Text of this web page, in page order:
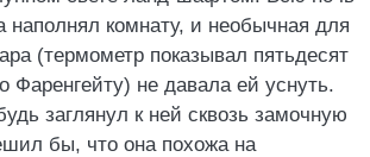
наполнял комнату, и необычная для
(термометр показывал пятьдесят
Фаренгейту) не давала ей уснуть.
заглянул к ней сквозь замочную
бы, что она похожа на